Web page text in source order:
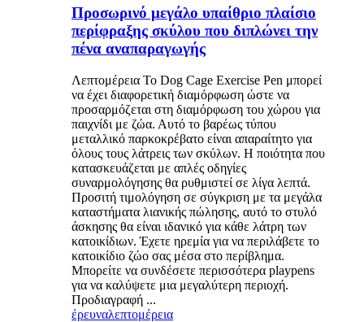
Προσωρινό μεγάλο υπαίθριο πλαίσιο
περίφραξης σκύλου που διπλώνει την
πένα αναπαραγωγής
Λεπτομέρεια Το Dog Cage Exercise Pen μπορεί
να έχει διαφορετική διαμόρφωση ώστε να
προσαρμόζεται στη διαμόρφωση του χώρου για
παιχνίδι με ζώα. Αυτό το βαρέως τύπου
μεταλλικό παρκοκρέβατο είναι απαραίτητο για
όλους τους λάτρεις των σκύλων. Η ποιότητα που
κατασκευάζεται με απλές οδηγίες
συναρμολόγησης θα ρυθμιστεί σε λίγα λεπτά.
Προσιτή τιμολόγηση σε σύγκριση με τα μεγάλα
καταστήματα λιανικής πώλησης, αυτό το στυλό
άσκησης θα είναι ιδανικό για κάθε λάτρη των
κατοικίδιων. Έχετε ηρεμία για να περιλάβετε το
κατοικίδιο ζώο σας μέσα στο περίβλημα.
Μπορείτε να συνδέσετε περισσότερα playpens
για να καλύψετε μια μεγαλύτερη περιοχή.
Προδιαγραφή ...
έρευναλεπτομέρεια